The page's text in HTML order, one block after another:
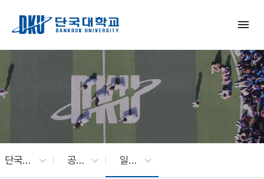
menu
단국대 소식 공지사항 일반공지